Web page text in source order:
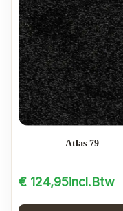
Atlas 79
€ 124,95incl.Btw